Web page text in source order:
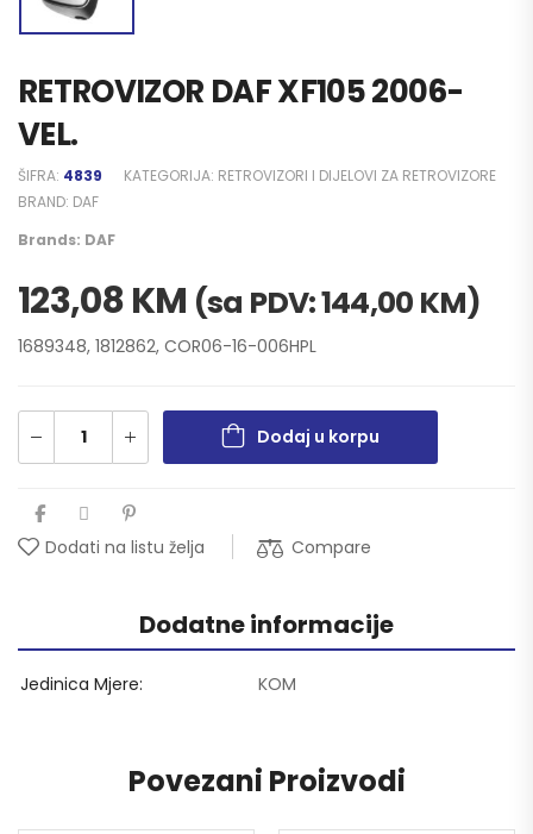
RETROVIZOR DAF XF105 2006-
VEL.
ŠIFRA: 4839 KATEGORIJA: RETROVIZORI I DIJELOVI ZA RETROVIZORE
BRAND: DAF
Brands: DAF
123,08KM (sa PDV:144,00 KM)
1689348, 1812862, COR06-16-006HPL
Dodaj u korpu
Dodati na listu želja Compare
Dodatne informacije
Jedinica Mjere KOM
Povezani Proizvodi